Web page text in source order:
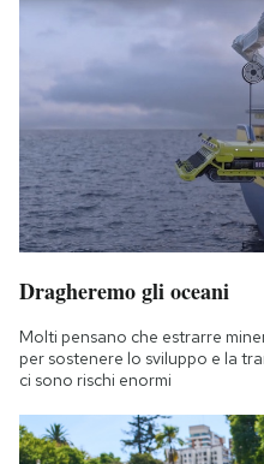
Dragheremo gli oceani
Molti pensano che estrarre
per sostenere lo sviluppo e la
ci sono rischi enormi